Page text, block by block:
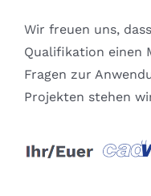
Wir freuen uns,
Qualifikation einen
Fragen zur
Projekten stehen